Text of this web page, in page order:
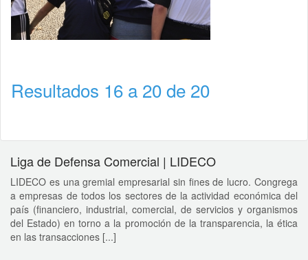
Resultados 16 a 20 de 20
Liga de Defensa Comercial | LIDECO
LIDECO es una gremial empresarial sin fines de lucro. Congrega
a empresas de todos los sectores de la actividad económica del
país (financiero, industrial, comercial, de servicios y organismos
del Estado) en torno a la promoción de la transparencia, la ética
en las transacciones [...]